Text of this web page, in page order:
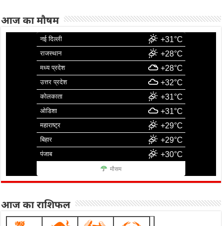
आज का मौषम
नई दिल्ली +31°C
राजस्थान +28°C
मध्य प्रदेश +28°C
उत्तर प्रदेश +32°C
कोलकाता +31°C
ओडिशा +31°C
महाराष्ट्र +29°C
बिहार +29°C
पंजाब +30°C
मौसम
आज का राशिफल